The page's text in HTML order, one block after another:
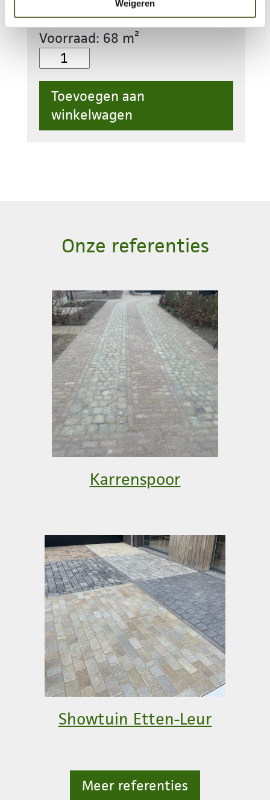
Weigeren
€49.80
Voorraad: 68 m²
Dikformaat
aantal
Toevoegen aan
winkelwagen
Onze referenties
Karrenspoor
Showtuin Etten-Leur
Meer referenties